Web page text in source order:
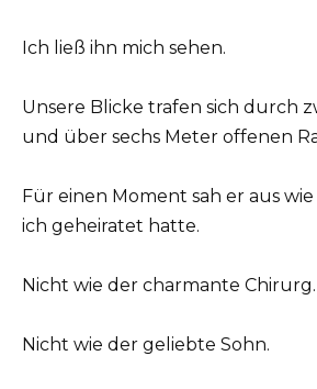
Ich ließ ihn mich sehen.
Unsere Blicke trafen sich durch
und über sechs Meter offenen
Für einen Moment sah er aus
ich geheiratet hatte.
Nicht wie der charmante Chirurg.
Nicht wie der geliebte Sohn.